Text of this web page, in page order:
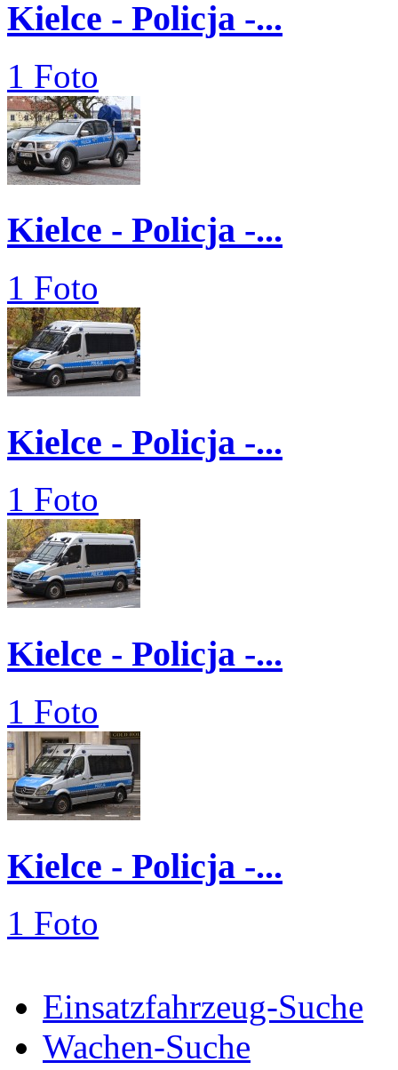
Kielce - Policja -...
1 Foto
Kielce - Policja -...
1 Foto
Kielce - Policja -...
1 Foto
Kielce - Policja -...
1 Foto
Kielce - Policja -...
1 Foto
Einsatzfahrzeug-Suche
Wachen-Suche